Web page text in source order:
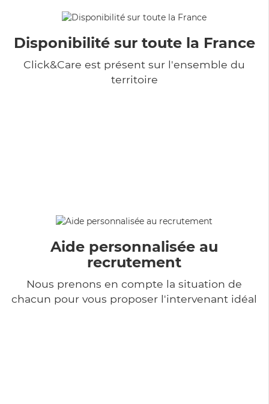
Disponibilité sur toute la France
Click&Care est présent sur l'ensemble du
territoire
Aide personnalisée au
recrutement
Nous prenons en compte la situation de
chacun pour vous proposer l'intervenant idéal